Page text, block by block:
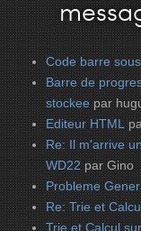
Code barre
Barre de
stockee par
Editeur HTML
Re: Il m'arrive
WD22 par Gino
Probleme
Re: Trie et
Trie et Calcul